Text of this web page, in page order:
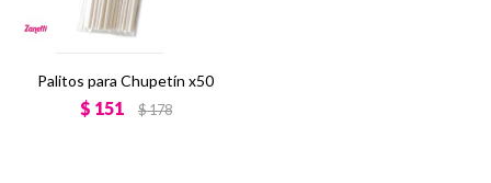
Palitos para Chupetín x50
$ 151 $178